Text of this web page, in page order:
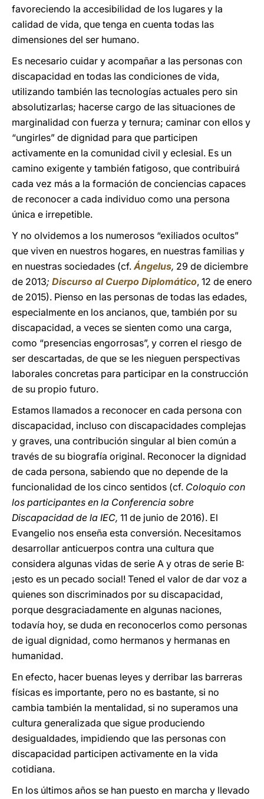
favoreciendo la accesibilidad de los lugares y la
calidad de vida, que tenga en cuenta todas las
dimensiones del ser humano.
Es necesario cuidar y acompañar a las personas con
discapacidad en todas las condiciones de vida,
utilizando también las tecnologías actuales pero sin
absolutizarlas; hacerse cargo de las situaciones de
marginalidad con fuerza y ternura; caminar con ellos y
“ungirles” de dignidad para que participen
activamente en la comunidad civil y eclesial. Es un
camino exigente y también fatigoso, que contribuirá
cada vez más a la formación de conciencias capaces
de reconocer a cada individuo como una persona
única e irrepetible.
Y no olvidemos a los numerosos “exiliados ocultos”
que viven en nuestros hogares, en nuestras familias y
en nuestras sociedades (cf.Ángelus, 29 de diciembre
de 2013; Discurso al Cuerpo Diplomático, 12 de enero
de 2015). Pienso en las personas de todas las edades,
especialmente en los ancianos, que, también por su
discapacidad, a veces se sienten como una carga,
como “presencias engorrosas”, y corren el riesgo de
ser descartadas, de que se les nieguen perspectivas
laborales concretas para participar en la construcción
de su propio futuro.
Estamos llamados a reconocer en cada persona con
discapacidad, incluso con discapacidades complejas
y graves, una contribución singular al bien común a
través de su biografía original. Reconocer la dignidad
de cada persona, sabiendo que no depende de la
funcionalidad de los cinco sentidos (cf. Coloquio con
los participantes en la Conferencia sobre
Discapacidad de la IEC, 11 de junio de 2016). El
Evangelio nos enseña esta conversión. Necesitamos
desarrollar anticuerpos contra una cultura que
considera algunas vidas de serie A y otras de serie B:
¡esto es un pecado social! Tened el valor de dar voz a
quienes son discriminados por su discapacidad,
porque desgraciadamente en algunas naciones,
todavía hoy, se duda en reconocerlos como personas
de igual dignidad, como hermanos y hermanas en
humanidad.
En efecto, hacer buenas leyes y derribar las barreras
físicas es importante, pero no es bastante, si no
cambia también la mentalidad, si no superamos una
cultura generalizada que sigue produciendo
desigualdades, impidiendo que las personas con
discapacidad participen activamente en la vida
cotidiana.
En los últimos años se han puesto en marcha y llevado